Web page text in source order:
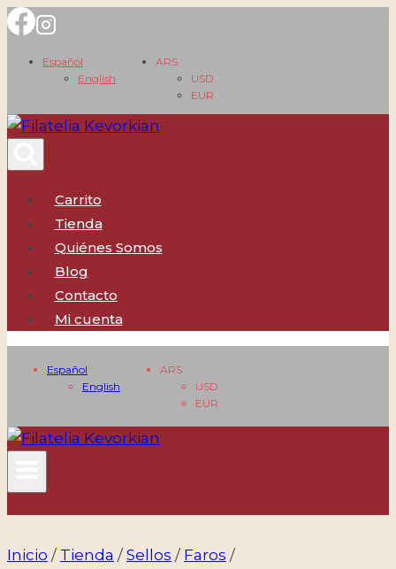
Saltar
contenido
Español
English
ARS
USD
EUR
Carrito
Tienda
Quiénes Somos
Blog
Contacto
Mi cuenta
Español
English
ARS
USD
EUR
Inicio / Tienda / Sellos / Faros /